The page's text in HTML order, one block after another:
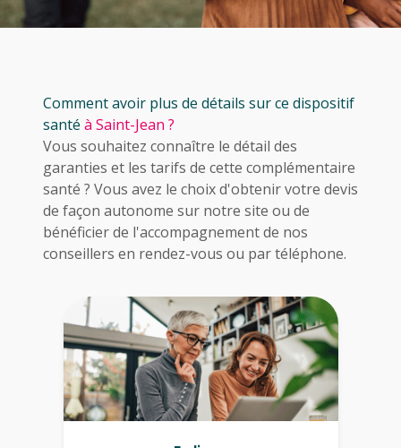
Comment avoir plus de détails sur ce dispositif
santé à Saint-Jean ?
Vous souhaitez connaître le détail des
garanties et les tarifs de cette complémentaire
santé ? Vous avez le choix d'obtenir votre devis
de façon autonome sur notre site ou de
bénéficier de l'accompagnement de nos
conseillers en rendez-vous ou par téléphone.